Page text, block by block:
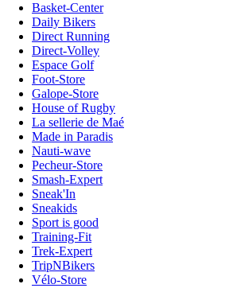
Basket-Center
Daily Bikers
Direct Running
Direct-Volley
Espace Golf
Foot-Store
Galope-Store
House of Rugby
La sellerie de Maé
Made in Paradis
Nauti-wave
Pecheur-Store
Smash-Expert
Sneak'In
Sneakids
Sport is good
Training-Fit
Trek-Expert
TripNBikers
Vélo-Store